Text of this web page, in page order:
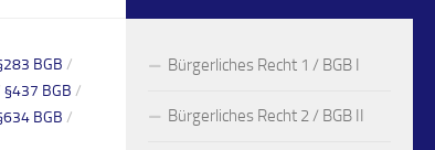
BGB /
§437 BGB /
BGB /
Bürgerliches Recht 1 / BGB I
Bürgerliches Recht 2 / BGB II